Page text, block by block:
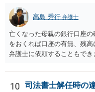
高島 秀行 弁護士
亡くなった母親の銀行口座
をおくれば口座の有無、残
弁護士に依頼することもで
高は教えてくれると思いま
であれば、弁護士に相談し
10
司法書士解任時の